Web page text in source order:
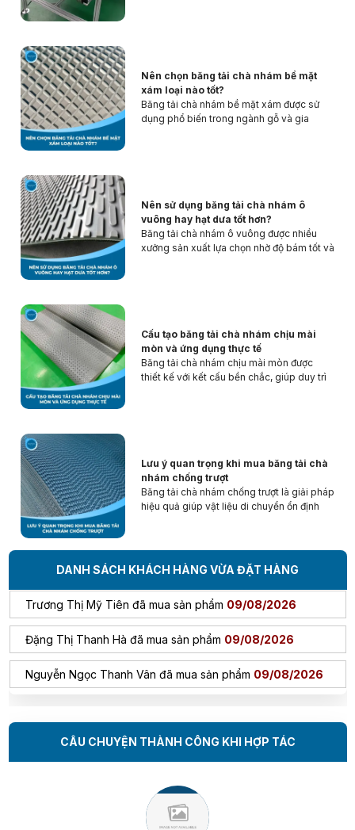
Nên chọn băng tải chà nhám bề mặt
xám loại nào tốt?
Băng tải chà nhám bề mặt xám được sử
dụng phổ biến trong ngành gỗ và gia
Nên sử dụng băng tải chà nhám ô
vuông hay hạt dưa tốt hơn?
Băng tải chà nhám ô vuông được nhiều
xưởng sản xuất lựa chọn nhờ độ bám tốt và
Cấu tạo băng tải chà nhám chịu mài
mòn và ứng dụng thực tế
Băng tải chà nhám chịu mài mòn được
thiết kế với kết cấu bền chắc, giúp duy trì
Lưu ý quan trọng khi mua băng tải chà
nhám chống trượt
Băng tải chà nhám chống trượt là giải pháp
hiệu quả giúp vật liệu di chuyển ổn định
bề mặt và khả năng chịu mài mòn để đảm
bảo hiệu suất sử dụng lâu dài.
DANH SÁCH KHÁCH HÀNG VỪA ĐẶT HÀNG
Trần Phước Hưng đã mua sản phẩm
Nguyễn Thanh Bình đã mua sản phẩm 09/08/2026
Bùi Đức Trung đã mua sản phẩm09/08/2026
Mang Ngọc Tuyền đã mua sản phẩm
Trương Thị Mỹ Tiên đã mua sản phẩm09/08/2026
Đặng Thị Thanh Hà đã mua sản phẩm 09/08/2026
Nguyễn Ngọc Thanh Vân đã mua sản phẩm09/08/2026
Trần Viết Đức đã mua sản phẩm09/08/2026
Nguyễn Minh Hiếu đã mua sản phẩm09/08/2026
Nguyễn Thanh Bình đã mua sản phẩm
CÂU CHUYỆN THÀNH CÔNG KHI HỢP TÁC